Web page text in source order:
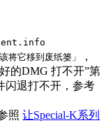
将它移到废纸篓」
，
的DMG 打不开”第
闪退打不开，参考
照 让Special-K系列